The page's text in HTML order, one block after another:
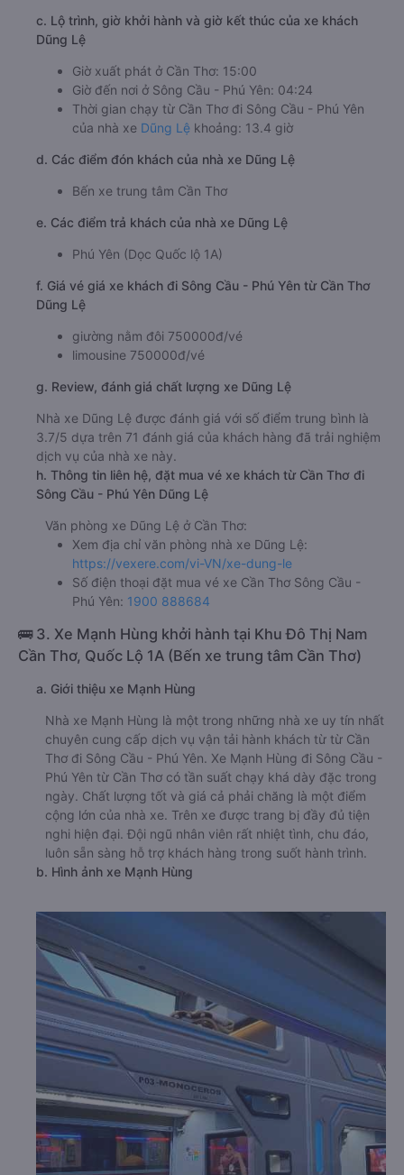
c. Lộ trình, giờ khởi hành và giờ kết thúc của xe khách
Dũng Lệ
Giờ xuất phát ở Cần Thơ: 15:00
Giờ đến nơi ở Sông Cầu - Phú Yên: 04:24
Thời gian chạy từ Cần Thơ đi Sông Cầu - Phú Yên
của nhà xe Dũng Lệ khoảng: 13.4 giờ
d. Các điểm đón khách của nhà xe Dũng Lệ
Bến xe trung tâm Cần Thơ
e. Các điểm trả khách của nhà xe Dũng Lệ
Phú Yên (Dọc Quốc lộ 1A)
f. Giá vé giá xe khách đi Sông Cầu - Phú Yên từ Cần Thơ
Dũng Lệ
giường nằm đôi 750000đ/vé
limousine 750000đ/vé
g. Review, đánh giá chất lượng xe Dũng Lệ
Nhà xe Dũng Lệ được đánh giá với số điểm trung bình là
3.7/5 dựa trên 71 đánh giá của khách hàng đã trải nghiệm
dịch vụ của nhà xe này.
h. Thông tin liên hệ, đặt mua vé xe khách từ Cần Thơ đi
Sông Cầu - Phú Yên Dũng Lệ
Văn phòng xe Dũng Lệ ở Cần Thơ:
Xem địa chỉ văn phòng nhà xe Dũng Lệ:
https://vexere.com/vi-VN/xe-dung-le
Số điện thoại đặt mua vé xe Cần Thơ Sông Cầu -
Phú Yên: 1900 888684
🚌 3. Xe Mạnh Hùng khởi hành tại Khu Đô Thị Nam
Cần Thơ, Quốc Lộ 1A (Bến xe trung tâm Cần Thơ)
a. Giới thiệu xe Mạnh Hùng
Nhà xe Mạnh Hùng là một trong những nhà xe uy tín nhất
chuyên cung cấp dịch vụ vận tải hành khách từ từ Cần
Thơ đi Sông Cầu - Phú Yên. Xe Mạnh Hùng đi Sông Cầu -
Phú Yên từ Cần Thơ có tần suất chạy khá dày đặc trong
ngày. Chất lượng tốt và giá cả phải chăng là một điểm
cộng lớn của nhà xe. Trên xe được trang bị đầy đủ tiện
nghi hiện đại. Đội ngũ nhân viên rất nhiệt tình, chu đáo,
luôn sẵn sàng hỗ trợ khách hàng trong suốt hành trình.
b. Hình ảnh xe Mạnh Hùng